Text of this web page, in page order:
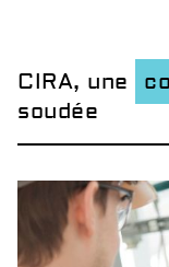
CIRA, une
soudée